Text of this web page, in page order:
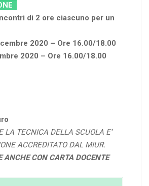
di 2 ore ciascuno per un
2020 – Ore 16.00/18.00
2020 – Ore 16.00/18.00
LA TECNICA DELLA SCUOLA E’
ACCREDITATO DAL MIUR.
ANCHE CON CARTA DOCENTE